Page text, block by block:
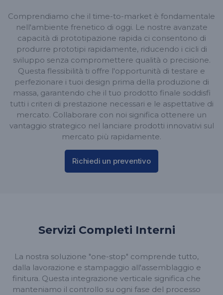
Comprendiamo che il time-to-market è fondamentale
nell'ambiente frenetico di oggi. Le nostre avanzate
capacità di prototipazione rapida ci consentono di
produrre prototipi rapidamente, riducendo i cicli di
sviluppo senza compromettere qualità o precisione.
Questa flessibilità ti offre l'opportunità di testare e
perfezionare i tuoi design prima della produzione di
massa, garantendo che il tuo prodotto finale soddisfi
tutti i criteri di prestazione necessari e le aspettative di
mercato. Collaborare con noi significa ottenere un
vantaggio strategico nel lanciare prodotti innovativi sul
mercato più rapidamente.
Richiedi un preventivo
Servizi Completi Interni
La nostra soluzione "one-stop" comprende tutto,
dalla lavorazione e stampaggio all'assemblaggio e
finitura. Questa integrazione verticale significa che
manteniamo il controllo su ogni fase del processo